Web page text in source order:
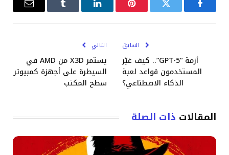
فيسبوكتويتر بينتيريستلينكدإن Tumblrالبريد
السابق
أزمة “GPT-5”.. كيف غيّر
المستخدمون قواعد لعبة
الذكاء الاصطناعي؟
التالي
يستمر X3D من AMD في
السيطرة على أجهزة كمبيوتر
سطح المكتب
المقالات ذات الصلة